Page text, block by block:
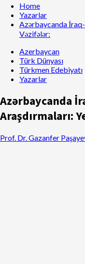
Home
Yazarlar
Azərbaycanda
Vəzifələr:
Azerbaycan
Türk Dünyası
Türkmen Edebiyatı
Yazarlar
Azərbaycanda
Araşdırmaları:
Prof. Dr. Gazanfer